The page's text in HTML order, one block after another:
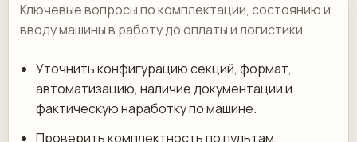
Ключевые вопросы по комплектации, состоянию и
вводу машины в работу до оплаты и логистики.
Уточнить конфигурацию секций, формат,
автоматизацию, наличие документации и
фактическую наработку по машине.
Проверить комплектность по пультам,